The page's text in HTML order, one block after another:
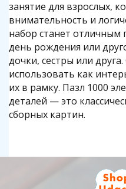
занятие для взрослых,
внимательность и
набор станет
день рождения или
дочки, сестры или
использовать как
их в рамку. Пазл 1000
деталей — это
сборных картин.